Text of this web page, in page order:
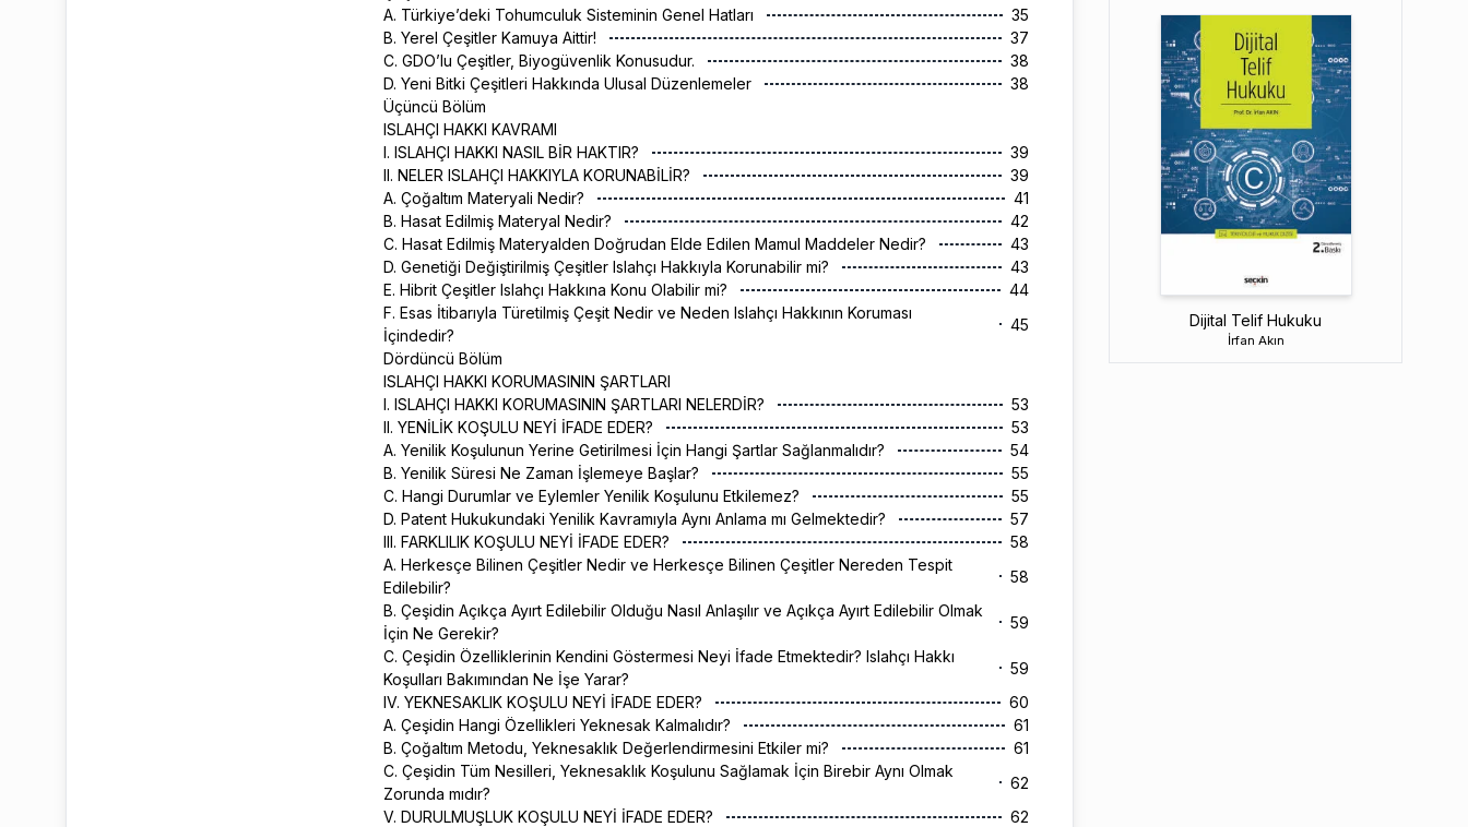
A. Türkiye’deki Tohumculuk Sisteminin Genel Hatları
35
B. Yerel Çeşitler Kamuya Aittir!
37
C. GDO’lu Çeşitler, Biyogüvenlik Konusudur.
38
D. Yeni Bitki Çeşitleri Hakkında Ulusal Düzenlemeler
38
Üçüncü Bölüm
ISLAHÇI HAKKI KAVRAMI
I. ISLAHÇI HAKKI NASIL BİR HAKTIR?
39
II. NELER ISLAHÇI HAKKIYLA KORUNABİLİR?
39
A. Çoğaltım Materyali Nedir?
41
B. Hasat Edilmiş Materyal Nedir?
42
C. Hasat Edilmiş Materyalden Doğrudan Elde Edilen Mamul Maddeler Nedir?
43
D. Genetiği Değiştirilmiş Çeşitler Islahçı Hakkıyla Korunabilir mi?
43
E. Hibrit Çeşitler Islahçı Hakkına Konu Olabilir mi?
44
F. Esas İtibarıyla Türetilmiş Çeşit Nedir ve Neden Islahçı Hakkının Koruması
İçindedir?
45
Dördüncü Bölüm
ISLAHÇI HAKKI KORUMASININ ŞARTLARI
I. ISLAHÇI HAKKI KORUMASININ ŞARTLARI NELERDİR?
53
II. YENİLİK KOŞULU NEYİ İFADE EDER?
53
A. Yenilik Koşulunun Yerine Getirilmesi İçin Hangi Şartlar Sağlanmalıdır?
54
B. Yenilik Süresi Ne Zaman İşlemeye Başlar?
55
C. Hangi Durumlar ve Eylemler Yenilik Koşulunu Etkilemez?
55
D. Patent Hukukundaki Yenilik Kavramıyla Aynı Anlama mı Gelmektedir?
57
III. FARKLILIK KOŞULU NEYİ İFADE EDER?
58
A. Herkesçe Bilinen Çeşitler Nedir ve Herkesçe Bilinen Çeşitler Nereden Tespit
Edilebilir?
58
B. Çeşidin Açıkça Ayırt Edilebilir Olduğu Nasıl Anlaşılır ve Açıkça Ayırt Edilebilir Olmak
İçin Ne Gerekir?
59
C. Çeşidin Özelliklerinin Kendini Göstermesi Neyi İfade Etmektedir? Islahçı Hakkı
Koşulları Bakımından Ne İşe Yarar?
59
IV. YEKNESAKLIK KOŞULU NEYİ İFADE EDER?
60
A. Çeşidin Hangi Özellikleri Yeknesak Kalmalıdır?
61
B. Çoğaltım Metodu, Yeknesaklık Değerlendirmesini Etkiler mi?
61
C. Çeşidin Tüm Nesilleri, Yeknesaklık Koşulunu Sağlamak İçin Birebir Aynı Olmak
Zorunda mıdır?
62
V. DURULMUŞLUK KOŞULU NEYİ İFADE EDER?
62
Dijital Telif Hukuku
İrfan Akın